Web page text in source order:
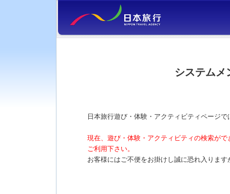
システムメ
日本旅行遊び・体験・アクティビティページ
現在、遊び・体験・アクティビティの検索が
ご利用下さい。
お客様にはご不便をお掛けし誠に恐れ入りま